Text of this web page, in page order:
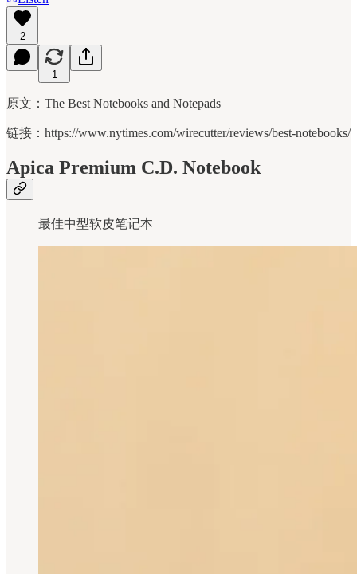
2
1
原文：The Best Notebooks and Notepads
链接：https://www.nytimes.com/wirecutter/reviews/best-notebooks/
Apica Premium C.D. Notebook
最佳中型软皮笔记本